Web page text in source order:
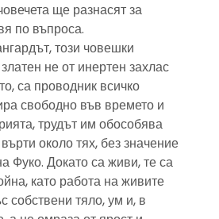
ще разнасят за
по въпроса.
този човешки
не от инертен захлас
са проводник всичко
свободно във времето и
трудът им обособява
около тях, без значение
Фуко. Докато са живи, те са
като работа на живите
собствени тяло, ум и, в